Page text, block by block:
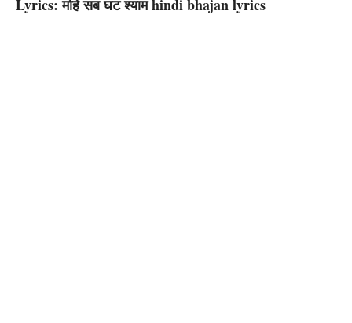
Lyrics: मोहे सब घट श्याम hindi bhajan lyrics